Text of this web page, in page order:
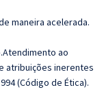
maneira acelerada.
ao
atribuições inerentes
(Código de Ética).